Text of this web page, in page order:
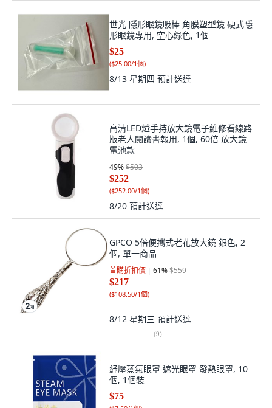
世光 隱形眼鏡吸棒 角膜塑型鏡 硬式隱
形眼鏡專用, 空心綠色, 1個
$25
($25.00/1個)
8/13 星期四 預計送達
高清LED燈手持放大鏡電子維修看線路
版老人閱讀書報用, 1個, 60倍 放大鏡
電池款
49%$503
$252
($252.00/1個)
8/20 預計送達
GPCO 5倍便攜式老花放大鏡 銀色, 2
個, 單一商品
首購折扣價 61%$559
$217
($108.50/1個)
8/12 星期三 預計送達
(9)
紓壓蒸氣眼罩 遮光眼罩 發熱眼罩, 10
個, 1個裝
$75